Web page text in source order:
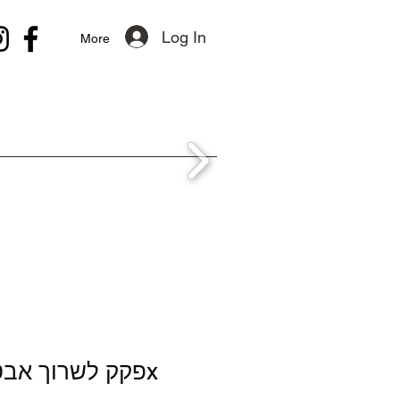
Log In
More
פקק לשרוך אבטחה גלוק 43x